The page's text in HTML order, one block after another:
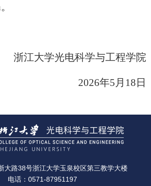
浙江大学光电科学与工程学院
2026年5月 18 日
大路38号浙江大学玉泉校区第三教学大楼
电话：0571-87951197